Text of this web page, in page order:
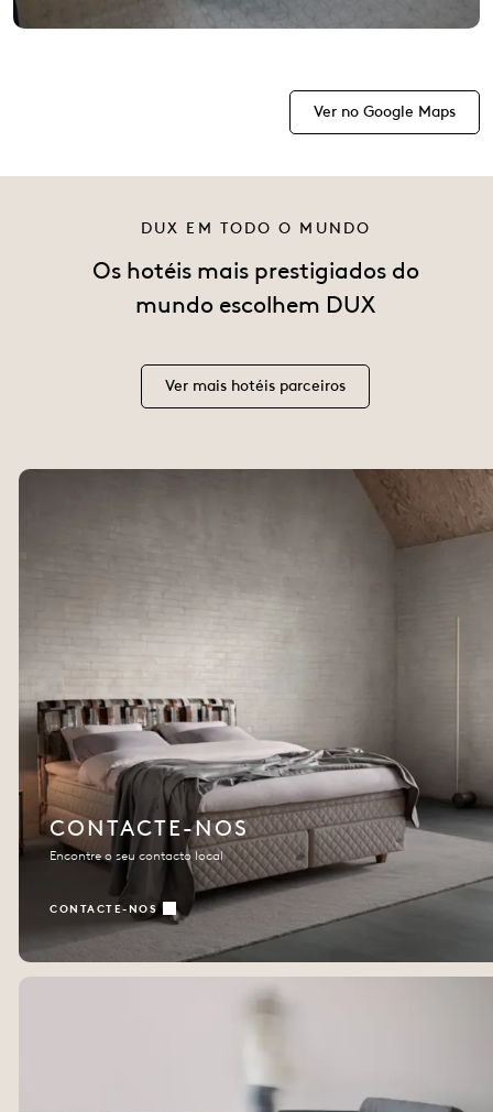
Ver no Google Maps
DUX EM TODO O MUNDO
Os hotéis mais prestigiados do
mundo escolhem DUX
Ver mais hotéis parceiros
CONTACTE-NOS
Encontre o seu contacto local
CONTACTE-NOS